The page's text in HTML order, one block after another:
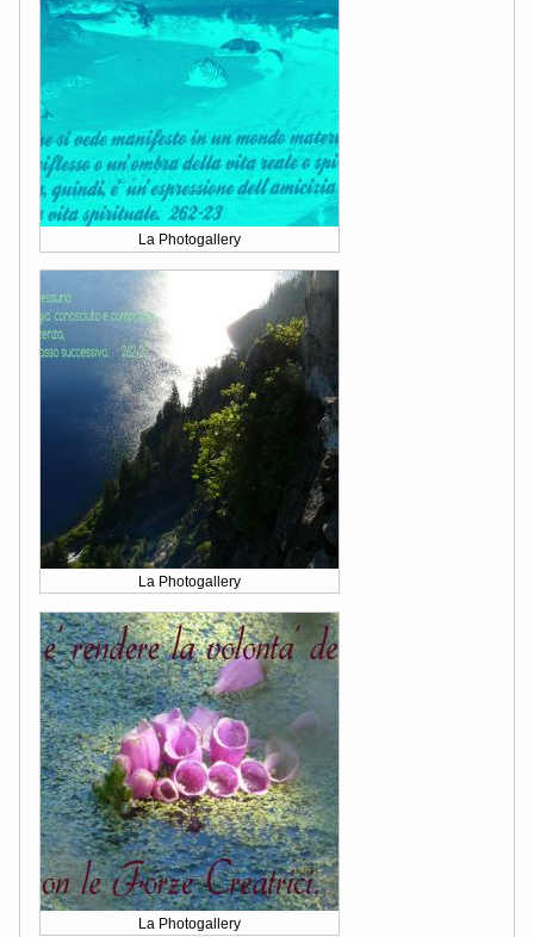
La Photogallery
La Photogallery
La Photogallery